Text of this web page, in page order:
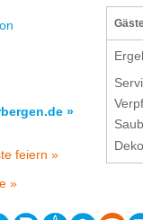
»
feiern »
»